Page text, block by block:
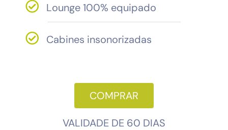
Lounge 100% equipado
Cabines insonorizadas
COMPRAR
VALIDADE DE 60 DIAS